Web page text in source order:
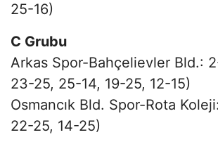
25-16)
C Grubu
Arkas Spor-Bahçelievler Bld.:
23-25, 25-14, 19-25, 12-15)
Osmancık Bld. Spor-Rota
22-25, 14-25)